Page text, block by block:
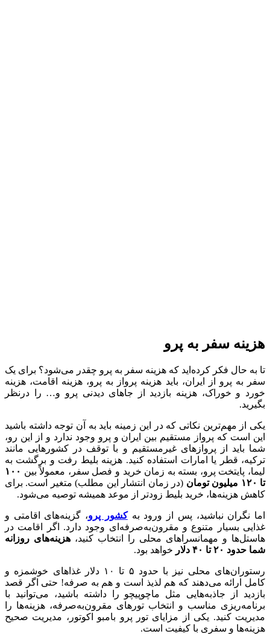
هزینه سفر به پرو
تا به حال فکر کرده‌اید که هزینه سفر به پرو چقدر می‌شود؟ برای یک
سفر به پرو از ایران، باید هزینه پرواز به پرو، هزینه اقامت، هزینه
خورد و خوراک، هزینه بازدید از جاهای دیدنی پرو و… را درنظر
بگیرید.
یکی از مهم‌ترین نکاتی که در این زمینه باید به آن توجه داشته باشید
این است که پرواز مستقیم بین ایران و پرو وجود ندارد و از این رو،
شما باید از پروازهای غیرمستقیم و با توقف در کشورهایی مانند
ترکیه، قطر یا امارات استفاده کنید. هزینه بلیط رفت و برگشت به
لیما، پایتخت پرو، بسته به زمان خرید و فصل سفر، معمولاً بین ۱۰۰
تا ۱۲۰ میلیون تومان
(در زمان انتشار این مطلب) متغیر است. برای
کاهش هزینه‌ها، خرید بلیط زودتر از موعد همیشه توصیه می‌شود.
اما نگران نباشید، پس از ورود بهکشور پرو، گزینه‌های اقامتی و
غذایی بسیار متنوع و مقرون‌به‌صرفه‌ای وجود دارد. اگر اقامت در
هاستل‌ها و مهمانسراهای محلی را انتخاب کنید، هزینه‌های روزانه
شما حدود ۲۰ تا ۴۰ دلار
خواهد بود.
رستوران‌های محلی نیز با حدود ۵ تا ۱۰ دلار غذاهای خوشمزه و
کامل ارائه می‌دهند که هم لذیذ است و هم به صرفه! حتی اگر قصد
بازدید از جاذبه‌هایی مثل ماچوپیچو را داشته باشید، می‌توانید با
برنامه‌ریزی مناسب و انتخاب تورهای مقرون‌به‌صرفه، هزینه‌ها را
مدیریت کنید. یکی از مزایای تور پرو بامبو اکوتور، مدیریت صحیح
هزینه‌ها و سفری با کیفیت است.